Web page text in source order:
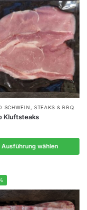
SCHWEIN , STEAKS & BBQ
Kluftsteaks
Ausführung wählen